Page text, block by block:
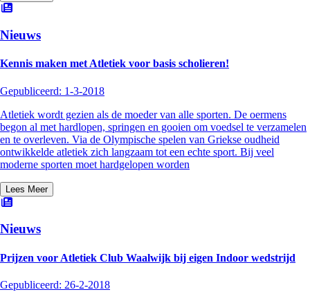
Nieuws
Kennis maken met Atletiek voor basis scholieren!
Gepubliceerd: 1-3-2018
Atletiek wordt gezien als de moeder van alle sporten. De oermens
begon al met hardlopen, springen en gooien om voedsel te verzamelen
en te overleven. Via de Olympische spelen van Griekse oudheid
ontwikkelde atletiek zich langzaam tot een echte sport. Bij veel
moderne sporten moet hardgelopen worden
Lees Meer
Nieuws
Prijzen voor Atletiek Club Waalwijk bij eigen Indoor wedstrijd
Gepubliceerd: 26-2-2018